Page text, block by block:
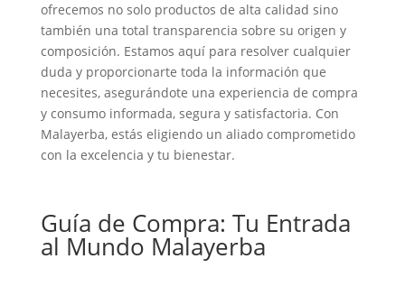
ofrecemos no solo productos de alta calidad sino
también una total transparencia sobre su origen y
composición. Estamos aquí para resolver cualquier
duda y proporcionarte toda la información que
necesites, asegurándote una experiencia de compra
y consumo informada, segura y satisfactoria. Con
Malayerba, estás eligiendo un aliado comprometido
con la excelencia y tu bienestar.
Guía de Compra: Tu Entrada
al Mundo Malayerba